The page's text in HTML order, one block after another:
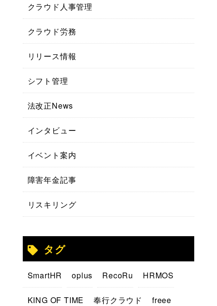
クラウド人事管理
クラウド労務
リリース情報
シフト管理
法改正News
インタビュー
イベント案内
障害年金記事
リスキリング
タグ
SmartHR oplus RecoRu HRMOS
KING OF TIME 奉行クラウド freee